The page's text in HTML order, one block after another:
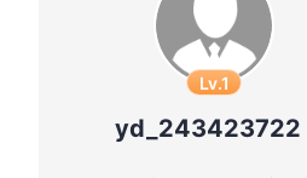
Lv.1
yd_243423722